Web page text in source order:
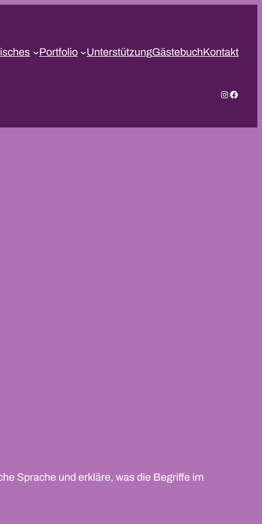
Portfolio UnterstützungGästebuchKontakt
Instagram
Sprache und erkläre, was die Begriffe im